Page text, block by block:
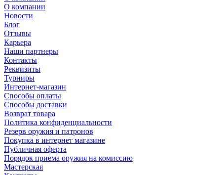
О компании
Новости
Блог
Отзывы
Карьера
Наши партнеры
Контакты
Реквизиты
Турниры
Интернет-магазин
Способы оплаты
Способы доставки
Возврат товара
Политика конфиденциальности
Резерв оружия и патронов
Покупка в интернет магазине
Публичная оферта
Порядок приема оружия на комиссию
Мастерская